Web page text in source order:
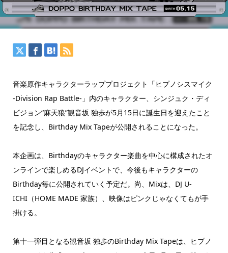
音楽原作キャラクターラッププロジェクト「ヒプノシスマイク
-Division Rap Battle-」内のキャラクター、シンジュク・ディ
ビジョン“麻天狼”観音坂 独歩が5月15日に誕生日を迎えたこと
を記念し、Birthday Mix Tapeが公開されることになった。
本企画は、Birthdayのキャラクター楽曲を中心に構成されたオ
ンラインで楽しめるDJイベントで、今後もキャラクターの
Birthday毎に公開されていく予定だ。尚、Mixは、DJ U-
ICHI（HOME MADE 家族）、映像はピンクじゃなくてもが手
掛ける。
第十一弾目となる観音坂 独歩のBirthday Mix Tapeは、ヒプノ